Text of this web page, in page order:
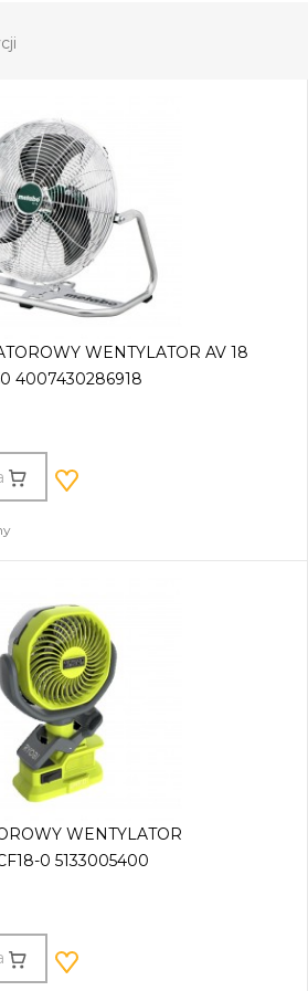
WENTYLATOR AV 18
4007430286918
WENTYLATOR
0 5133005400